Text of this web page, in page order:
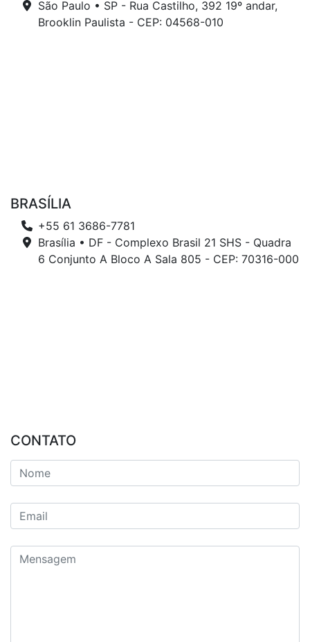
São Paulo • SP - Rua Castilho, 392 19º andar,
Brooklin Paulista - CEP: 04568-010
BRASÍLIA
+55 61 3686-7781
Brasília • DF - Complexo Brasil 21 SHS - Quadra
6 Conjunto A Bloco A Sala 805 - CEP: 70316-000
CONTATO